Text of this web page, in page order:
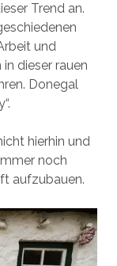
Trend an.
und
dieser rauen
Donegal
hierhin und
noch
aufzubauen.